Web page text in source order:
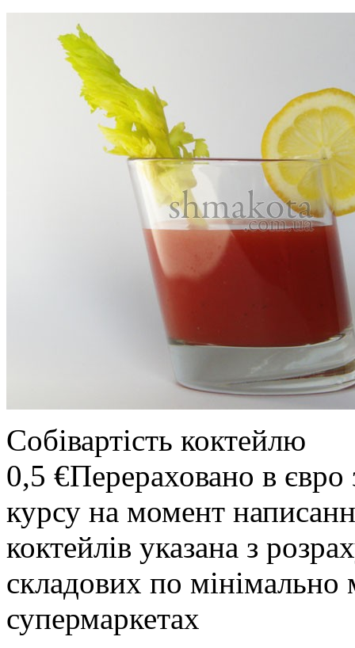
Собівартість коктейлю
0,5 €Перераховано в
курсу на момент
коктейлів указана з
складових по
супермаркетах